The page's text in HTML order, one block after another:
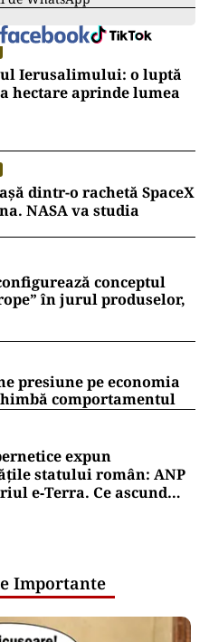
Ierusalimului: o luptă
hectare aprinde lumea
dintr-o rachetă SpaceX
NASA va studia
conceptul
în jurul produselor,
presiune pe economia
comportamentul
expun
statului român: ANP
e‑Terra. Ce ascund
Importante